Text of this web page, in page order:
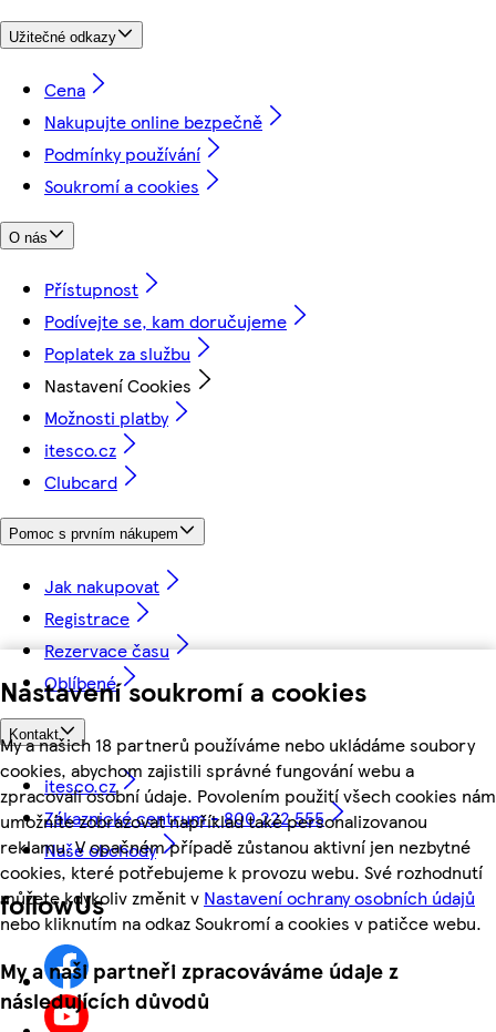
Nastavení soukromí a cookies
My a našich 18 partnerů používáme nebo ukládáme soubory
cookies, abychom zajistili správné fungování webu a
zpracovali osobní údaje. Povolením použití všech cookies nám
umožníte zobrazovat například také personalizovanou
reklamu. V opačném případě zůstanou aktivní jen nezbytné
cookies, které potřebujeme k provozu webu. Své rozhodnutí
můžete kdykoliv změnit v Nastavení ochrany osobních údajů
nebo kliknutím na odkaz Soukromí a cookies v patičce webu.
My a naši partneři zpracováváme údaje z
následujících důvodů
Užitečné odkazy
Cena
Nakupujte online bezpečně
Podmínky používání
Soukromí a cookies
O nás
Přístupnost
Podívejte se, kam doručujeme
Poplatek za službu
Nastavení Cookies
Možnosti platby
itesco.cz
Clubcard
Pomoc s prvním nákupem
Jak nakupovat
Registrace
Rezervace času
Oblíbené
Kontakt
itesco.cz
Zákaznické centrum - 800 222 555
Naše obchody
followUs